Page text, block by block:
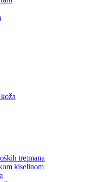
tretmana
kiselinom